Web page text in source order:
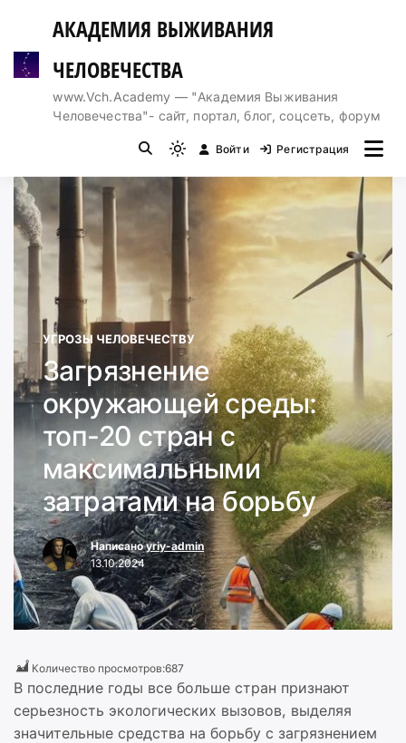
содержимому
АКАДЕМИЯ ВЫЖИВАНИЯ
ЧЕЛОВЕЧЕСТВА
www.Vch.Academy — "Академия Выживания
Человечества"- сайт, портал, блог, соцсеть, форум
Light
mode
to
switch
to
dark)
Войти Регистрация
УГРОЗЫ ЧЕЛОВЕЧЕСТВУ
Загрязнение
окружающей среды:
топ-20 стран с
максимальными
затратами на борьбу
Написаноyriy-admin
13.10.2024
Количество просмотров:687
В последние годы все больше стран признают
серьезность экологических вызовов, выделяя
значительные средства на борьбу с загрязнением